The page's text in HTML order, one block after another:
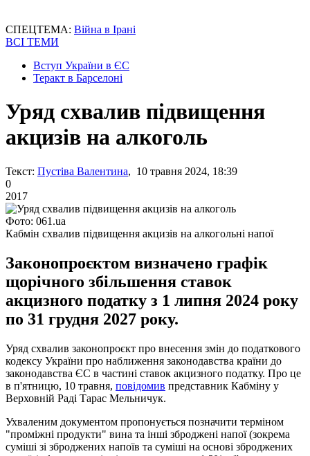
СПЕЦТЕМА: Війна в Ірані
ВСІ ТЕМИ
Вступ України в ЄС
Теракт в Барселоні
Уряд схвалив підвищення
акцизів на алкоголь
Текст: Пустіва Валентина, 10 травня 2024, 18:39
0
2017
Фото: 061.ua
Кабмін схвалив підвищення акцизів на алкогольні напої
Законопроєктом визначено графік
щорічного збільшення ставок
акцизного податку з 1 липня 2024 року
по 31 грудня 2027 року.
Уряд схвалив законопроєкт про внесення змін до податкового
кодексу України про наближення законодавства країни до
законодавства ЄС в частині ставок акцизного податку. Про це
в п'ятницю, 10 травня, повідомив представник Кабміну у
Верховній Раді Тарас Мельничук.
Ухваленим документом пропонується позначити терміном
"проміжні продукти" вина та інші зброджені напої (зокрема
суміші зі зброджених напоїв та суміші на основі зброджених